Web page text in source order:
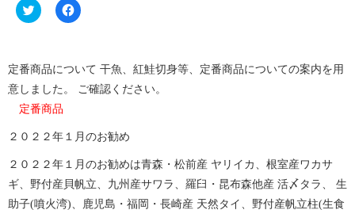
ク
リ
Twitter
共
有
(新
い
ウ
ン
ド
ウ
で
開
Facebook
で
に
ク
し
て
だ
さ
い
(新
し
定番商品について 干魚、紅鮭切身等、定番商品についての案内を用
意しました。 ご確認ください。
定番商品
２０２２年１月のお勧め
２０２２年１月のお勧めは⻘森・松前産 ヤリイカ、根室産ワカサ
ギ、野付産貝帆立、九州産サワラ、羅臼・昆布森他産 活〆タラ、 生
助子(噴火湾)、鹿児島・福岡・⻑崎産 天然タイ、野付産帆立柱(生食